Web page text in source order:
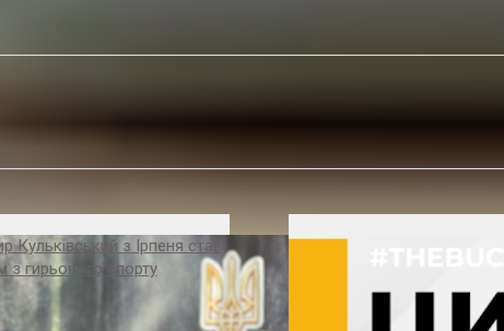
Кульківський з Ірпеня став
з гирьового спорту